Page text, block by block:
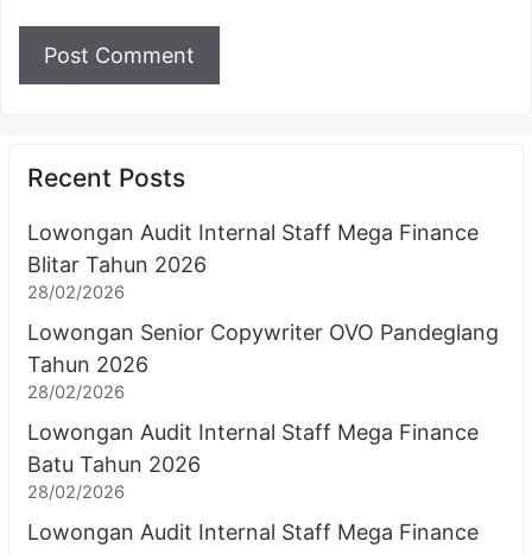
Recent Posts
Lowongan Audit Internal Staff Mega Finance
Blitar Tahun 2026
28/02/2026
Lowongan Senior Copywriter OVO Pandeglang
Tahun 2026
28/02/2026
Lowongan Audit Internal Staff Mega Finance
Batu Tahun 2026
28/02/2026
Lowongan Audit Internal Staff Mega Finance